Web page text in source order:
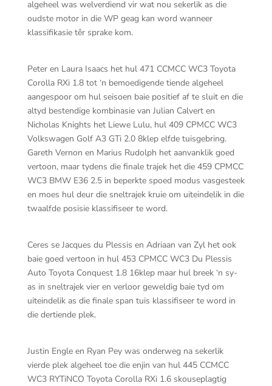
algeheel was welverdiend vir wat nou sekerlik as die
oudste motor in die WP geag kan word wanneer
klassifikasie têr sprake kom.
Peter en Laura Isaacs het hul 471 CCMCC WC3 Toyota
Corolla RXi 1.8 tot ‘n bemoedigende tiende algeheel
aangespoor om hul seisoen baie positief af te sluit en die
altyd bestendige kombinasie van Julian Calvert en
Nicholas Knights het Liewe Lulu, hul 409 CPMCC WC3
Volkswagen Golf A3 GTi 2.0 8klep elfde tuisgebring.
Gareth Vernon en Marius Rudolph het aanvanklik goed
vertoon, maar tydens die finale trajek het die 459 CPMCC
WC3 BMW E36 2.5 in beperkte spoed modus vasgesteek
en moes hul deur die sneltrajek kruie om uiteindelik in die
twaalfde posisie klassifiseer te word.
Ceres se Jacques du Plessis en Adriaan van Zyl het ook
baie goed vertoon in hul 453 CPMCC WC3 Du Plessis
Auto Toyota Conquest 1.8 16klep maar hul breek ‘n sy-
as in sneltrajek vier en verloor geweldig baie tyd om
uiteindelik as die finale span tuis klassifiseer te word in
die dertiende plek.
Justin Engle en Ryan Pey was onderweg na sekerlik
vierde plek algeheel toe die enjin van hul 445 CCMCC
WC3 RYTiNCO Toyota Corolla RXi 1.6 skouseplagtig